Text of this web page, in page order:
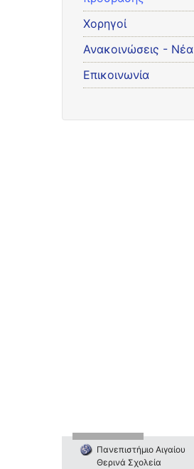
Χορηγοί
Ανακοινώσεις - Νέα
Επικοινωνία
Πανεπιστήμιο Αιγαίου
Θερινά Σχολεία